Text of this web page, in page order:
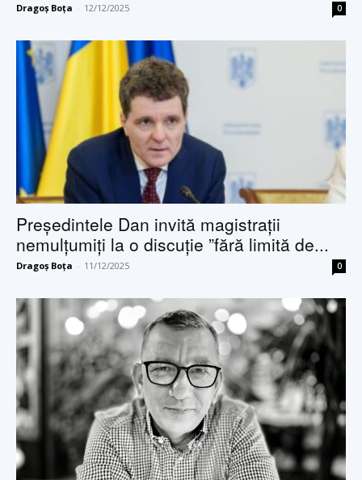
Dragoș Boța - 12/12/2025 0
Președintele Dan invită magistrații
nemulțumiți la o discuție ”fără limită de...
Dragoș Boța - 11/12/2025 0